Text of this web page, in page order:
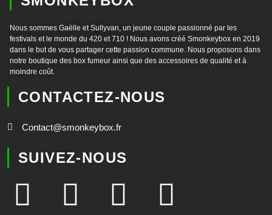
Nous sommes Gaëlle et Sullyvan, un jeune couple passionné par les
festivals et le monde du 420 et 710 ! Nous avons créé Smonkeybox en 2019
dans le but de vous partager cette passion commune. Nous proposons dans
notre boutique des box fumeur ainsi que des accessoires de qualité et à
moindre coût.
CONTACTEZ-NOUS
Contact@smonkeybox.fr
SUIVEZ-NOUS